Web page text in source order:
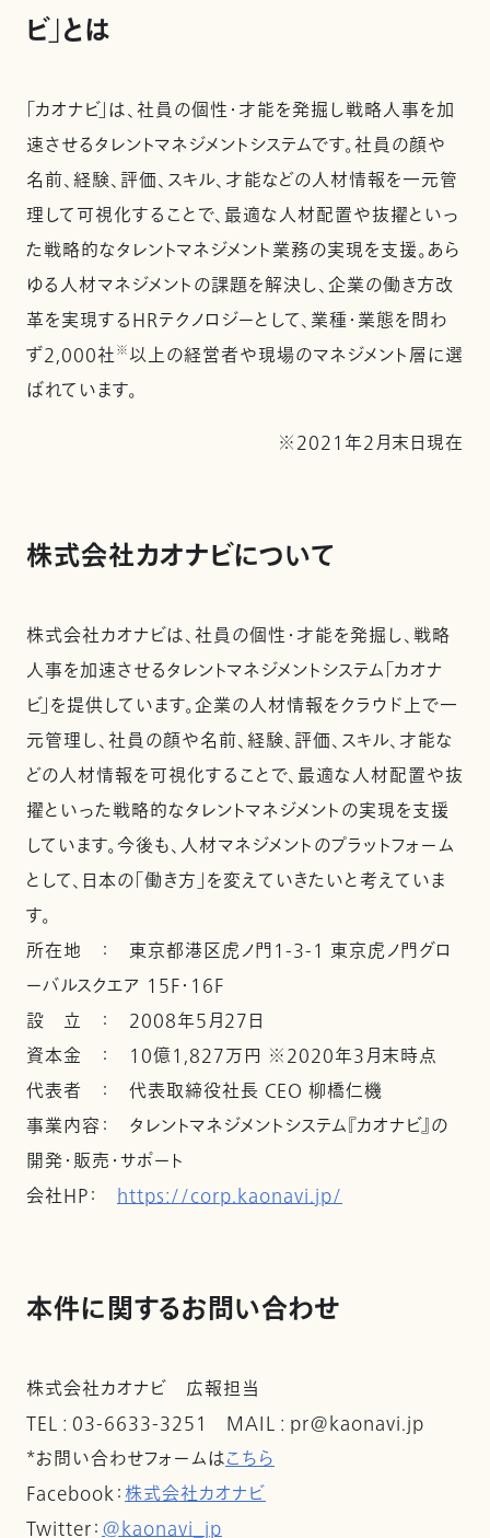
ビ」とは
「カオナビ」は、社員の個性・才能を発掘し戦略人事を加
速させるタレントマネジメントシステムです。社員の顔や
名前、経験、評価、スキル、才能などの人材情報を一元管
理して可視化することで、最適な人材配置や抜擢といっ
た戦略的なタレントマネジメント業務の実現を支援。あら
ゆる人材マネジメントの課題を解決し、企業の働き方改
革を実現するHRテクノロジーとして、業種・業態を問わ
ず2,000社※以上の経営者や現場のマネジメント層に選
ばれています。
※2021年2月末日現在
株式会社カオナビについて
株式会社カオナビは、社員の個性・才能を発掘し、戦略
人事を加速させるタレントマネジメントシステム「カオナ
ビ」を提供しています。企業の人材情報をクラウド上で一
元管理し、社員の顔や名前、経験、評価、スキル、才能な
どの人材情報を可視化することで、最適な人材配置や抜
擢といった戦略的なタレントマネジメントの実現を支援
しています。今後も、人材マネジメントのプラットフォーム
として、日本の「働き方」を変えていきたいと考えていま
す。
所在地 ： 東京都港区虎ノ門1-3-1 東京虎ノ門グロ
ーバルスクエア 15F・16F
設 立 ： 2008年5月27日
資本金 ： 10億1,827万円 ※2020年3月末時点
代表者 ： 代表取締役社長 CEO 柳橋仁機
事業内容： タレントマネジメントシステム『カオナビ』の
開発・販売・サポート
会社ＨＰ： https://corp.kaonavi.jp/
本件に関するお問い合わせ
株式会社カオナビ 広報担当
TEL : 03-6633-3251 MAIL : pr@kaonavi.jp
*お問い合わせフォームはこちら
Facebook： 株式会社カオナビ
Twitter： @kaonavi_jp